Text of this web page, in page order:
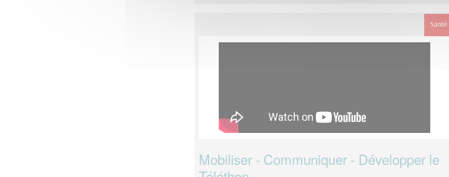
Santé
Mobiliser - Communiquer - Développer le